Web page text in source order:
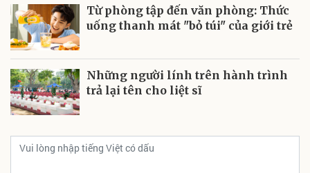
Từ phòng tập đến văn phòng: Thức
uống thanh mát "bỏ túi" của giới trẻ
Những người lính trên hành trình
trả lại tên cho liệt sĩ